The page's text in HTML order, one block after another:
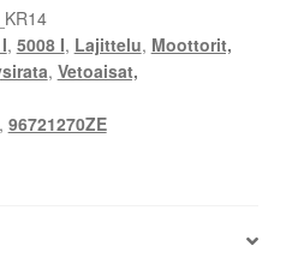
, 5008 I, Lajittelu, Moottorit,
, Vetoaisat,
96721270ZE